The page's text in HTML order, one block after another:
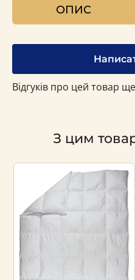
ОПИС
Відгуків про цей товар
З цим